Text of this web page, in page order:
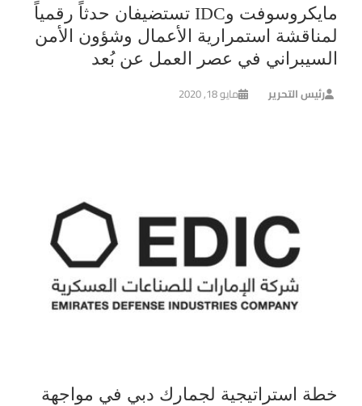
مايكروسوفت وIDC تستضيفان حدثاً رقمياً
لمناقشة استمرارية الأعمال وشؤون الأمن
السيبراني في عصر العمل عن بُعد
رئيس التحرير مايو 18, 2020
خطة استراتيجية لجمارك دبي في مواجهة